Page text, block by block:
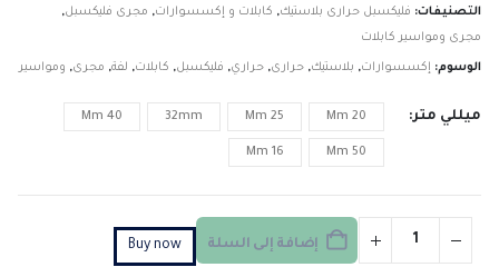
التصنيفات: فليكسبل حرارى بلاستيك, كابلات و إكسسوارات, مجرى فليكسبل,
مجرى ومواسير كابلات
الوسوم: إكسسوارات, بلاستيك, حرارى, حراري, فليكسبل, كابلات, لفة, مجرى, ومواسير
ميللي متر 20 Mm
25 Mm
32mm
40 Mm
50 Mm
16 Mm
إضافة إلى السلة Buy now